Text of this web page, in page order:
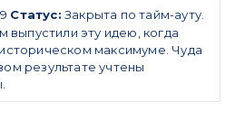
Статус: Закрыта по тайм-ауту.
выпустили эту идею, когда
максимуме. Чуда
результате учтены